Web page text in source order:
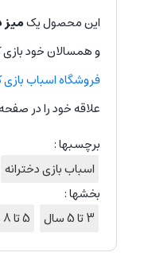
این محصول یکمیز
و همسالان خود
فروشگاه اسباب
علاقه خود را در
برچسبها :
اسباب بازی دخترانه
بخشها :
3 تا 5 سال
5 تا 8 سال